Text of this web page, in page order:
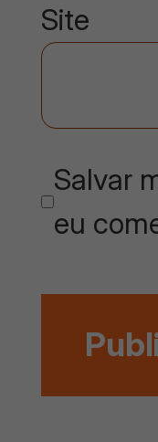
Site
Salvar
eu